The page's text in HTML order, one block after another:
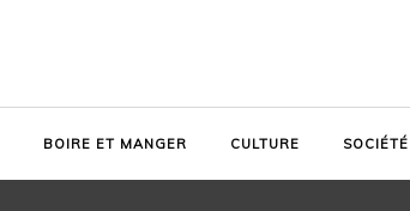
BOIRE ET MANGER CULTURE SOCIÉTÉ